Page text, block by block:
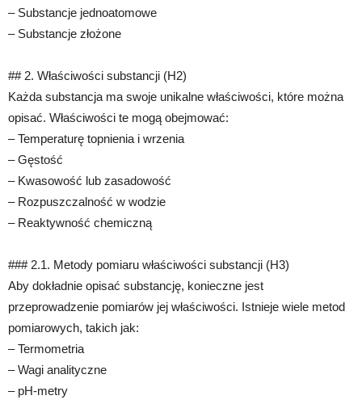
– Substancje jednoatomowe
– Substancje złożone
## 2. Właściwości substancji (H2)
Każda substancja ma swoje unikalne właściwości, które można
opisać. Właściwości te mogą obejmować:
– Temperaturę topnienia i wrzenia
– Gęstość
– Kwasowość lub zasadowość
– Rozpuszczalność w wodzie
– Reaktywność chemiczną
### 2.1. Metody pomiaru właściwości substancji (H3)
Aby dokładnie opisać substancję, konieczne jest
przeprowadzenie pomiarów jej właściwości. Istnieje wiele metod
pomiarowych, takich jak:
– Termometria
– Wagi analityczne
– pH-metry